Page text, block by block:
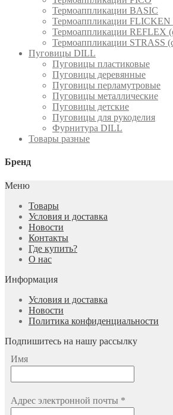
Термоаппликации BASIC
Термоаппликации FLICKEN
Термоаппликации REFLEX
Термоаппликации STRASS
Пуговицы DILL
Пуговицы пластиковые
Пуговицы деревянные
Пуговицы перламутровые
Пуговицы металлические
Пуговицы детские
Пуговицы для рукоделия
Фурнитура DILL
Товары разные
Бренд
Меню
Товары
Условия и доставка
Новости
Контакты
Где купить?
О нас
Информация
Условия и доставка
Новости
Политика конфиденциальности
Подпишитесь на нашу рассылку
Имя
Адрес электронной почты *